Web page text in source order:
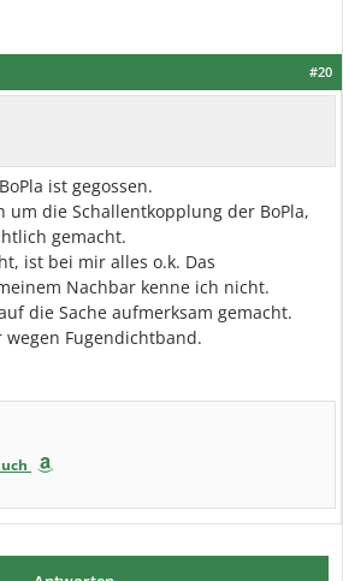
#20
ist gegossen.
um die Schallentkopplung der BoPla,
gemacht.
ist bei mir alles o.k. Das
Nachbar kenne ich nicht.
die Sache aufmerksam gemacht.
Fugendichtband.